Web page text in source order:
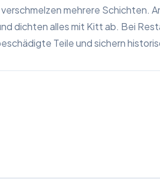
mehrere Schichten.
dichten alles mit Kitt ab. Bei
Teile und sichern